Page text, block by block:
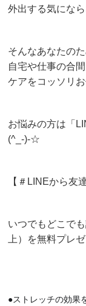
外出する気にな
そんなあなたの
自宅や仕事の合
ケアをコッソリ
お悩みの方は「
(^_-)-☆
【＃LINEから友
いつでもどこで
上）を無料プレ
●ストレッチの効果